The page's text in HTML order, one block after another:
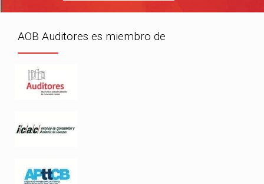
AOB Auditores es miembro de